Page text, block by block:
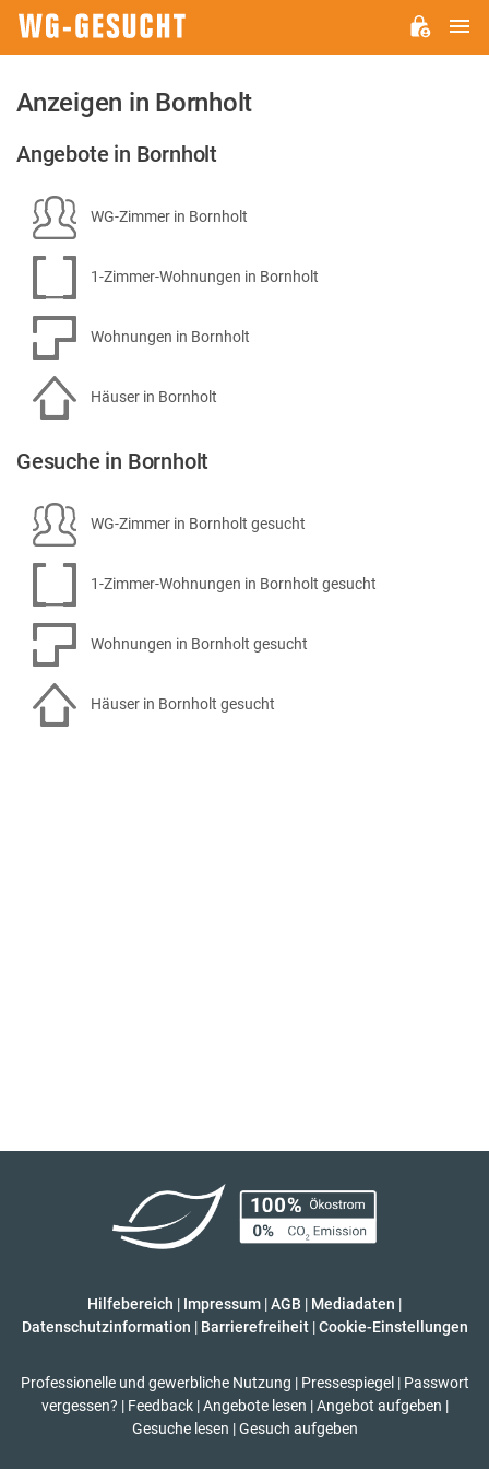
Anzeigen in Bornholt
Angebote in Bornholt
WG-Zimmer in Bornholt
1-Zimmer-Wohnungen in Bornholt
Wohnungen in Bornholt
Häuser in Bornholt
Gesuche in Bornholt
WG-Zimmer in Bornholt gesucht
1-Zimmer-Wohnungen in Bornholt gesucht
Wohnungen in Bornholt gesucht
Häuser in Bornholt gesucht
Hilfebereich | Impressum |AGB | Mediadaten |
Datenschutzinformation | Barrierefreiheit | Cookie-Einstellungen
Professionelle und gewerbliche Nutzung | Pressespiegel | Passwort
vergessen? | Feedback | Angebote lesen | Angebot aufgeben |
Gesuche lesen | Gesuch aufgeben